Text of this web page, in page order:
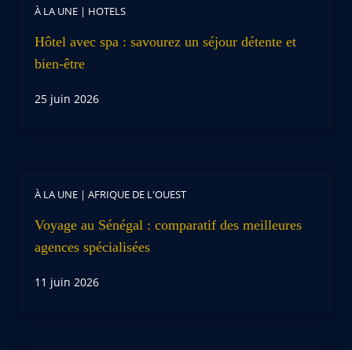
À LA UNE | HOTELS
Hôtel avec spa : savourez un séjour détente et
bien-être
25 juin 2026
À LA UNE | AFRIQUE DE L'OUEST
Voyage au Sénégal : comparatif des meilleures
agences spécialisées
11 juin 2026